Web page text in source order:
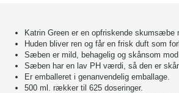
Katrin Green er en opfriskende skumsæbe
Huden bliver ren og får en frisk duft som
Sæben er mild, behagelig og skånsom
Sæben har en lav PH værdi, så den er
Er emballeret i genanvendelig emballage.
500 ml. rækker til 625 doseringer.